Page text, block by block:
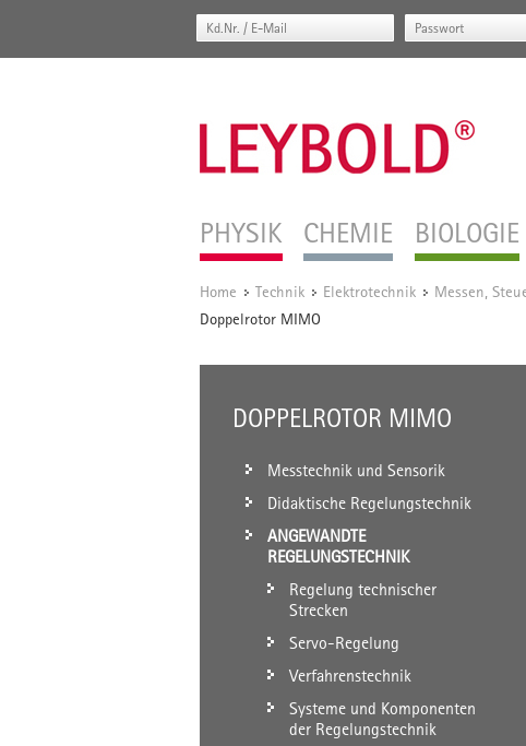
PHYSIK CHEMIE BIOLOGIE
Home / Technik / Elektrotechnik / Messen,
Doppelrotor MIMO
DOPPELROTOR MIMO
Messtechnik und Sensorik
Didaktische Regelungstechnik
ANGEWANDTE
REGELUNGSTECHNIK
Regelung technischer
Strecken
Servo-Regelung
Verfahrenstechnik
Systeme und Komponenten
der Regelungstechnik